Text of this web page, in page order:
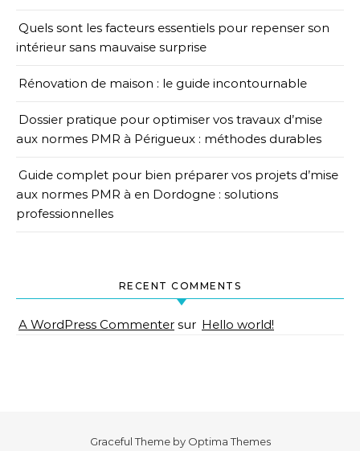
Quels sont les facteurs essentiels pour repenser son
intérieur sans mauvaise surprise
Rénovation de maison : le guide incontournable
Dossier pratique pour optimiser vos travaux d’mise
aux normes PMR à Périgueux : méthodes durables
Guide complet pour bien préparer vos projets d’mise
aux normes PMR à en Dordogne : solutions
professionnelles
RECENT COMMENTS
A WordPress Commenter sur Hello world!
Graceful Theme by Optima Themes